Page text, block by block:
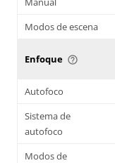
Modos de escena
Enfoque help_outline
Autofoco
Sistema de
autofoco
Modos de